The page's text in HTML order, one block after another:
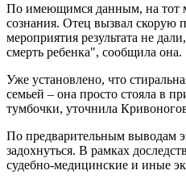
По имеющимся данным, на тот
сознания. Отец вызвал
мероприятия результата не
смерть ребенка", сообщила она.
Уже установлено, что
семьей – она просто стояла в
тумбочки, уточнила
По предварительным выводам
задохнуться. В рамках
судебно-медицинские и иные